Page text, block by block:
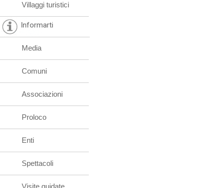
Villaggi turistici
Informarti
Media
Comuni
Associazioni
Proloco
Enti
Spettacoli
Visite guidate